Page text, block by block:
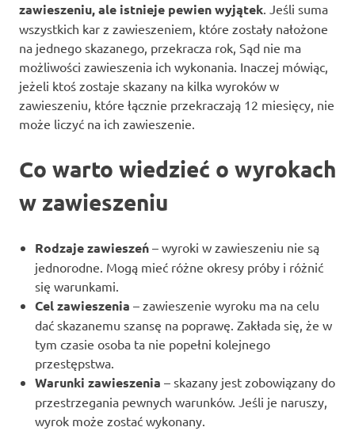
zawieszeniu, ale istnieje pewien wyjątek. Jeśli suma
wszystkich kar z zawieszeniem, które zostały nałożone
na jednego skazanego, przekracza rok, Sąd nie ma
możliwości zawieszenia ich wykonania. Inaczej mówiąc,
jeżeli ktoś zostaje skazany na kilka wyroków w
zawieszeniu, które łącznie przekraczają 12 miesięcy, nie
może liczyć na ich zawieszenie.
Co warto wiedzieć o wyrokach
w zawieszeniu
Rodzaje zawieszeń – wyroki w zawieszeniu nie są
jednorodne. Mogą mieć różne okresy próby i różnić
się warunkami.
Cel zawieszenia – zawieszenie wyroku ma na celu
dać skazanemu szansę na poprawę. Zakłada się, że w
tym czasie osoba ta nie popełni kolejnego
przestępstwa.
Warunki zawieszenia – skazany jest zobowiązany do
przestrzegania pewnych warunków. Jeśli je naruszy,
wyrok może zostać wykonany.